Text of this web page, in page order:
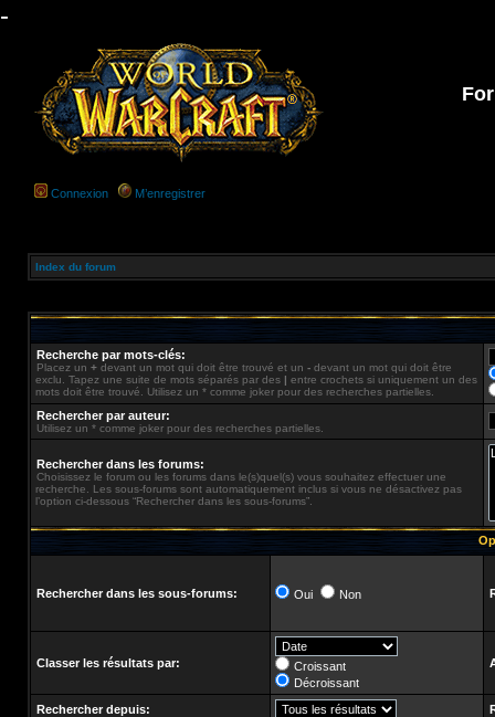
-
Connexion M’enregistrer
Index du forum
Recherche par mots-clés:
Placez un + devant un mot qui doit être trouvé et un - devant un mot qui doit être
exclu. Tapez une suite de mots séparés par des | entre crochets si uniquement un des
mots doit être trouvé. Utilisez un * comme joker pour des recherches partielles.
Rechercher par auteur:
Utilisez un * comme joker pour des recherches partielles.
Rechercher dans les forums:
Choisissez le forum ou les forums dans le(s)quel(s) vous souhaitez effectuer une
recherche. Les sous-forums sont automatiquement inclus si vous ne désactivez pas
l’option ci-dessous “Rechercher dans les sous-forums”.
Rechercher dans les sous-forums: Oui Non
Classer les résultats par:
Croissant
Décroissant
Rechercher depuis: